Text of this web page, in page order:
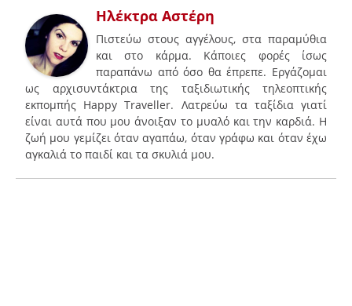
Ηλέκτρα Αστέρη
Πιστεύω στους αγγέλους, στα παραμύθια
και στο κάρμα. Κάποιες φορές ίσως
παραπάνω από όσο θα έπρεπε. Εργάζομαι
ως αρχισυντάκτρια της ταξιδιωτικής τηλεοπτικής
εκπομπής Happy Traveller. Λατρεύω τα ταξίδια γιατί
είναι αυτά που μου άνοιξαν το μυαλό και την καρδιά. Η
ζωή μου γεμίζει όταν αγαπάω, όταν γράφω και όταν έχω
αγκαλιά το παιδί και τα σκυλιά μου.